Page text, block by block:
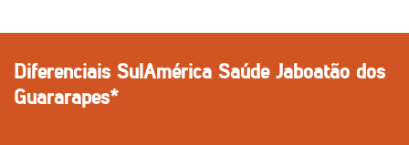
Diferenciais SulAmérica Saúde Jaboatão dos
Guararapes*